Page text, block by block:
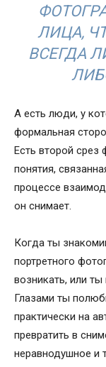
ЛИЦА,
ВСЕГДА
А есть люди, у
формальная
Есть второй срез
понятия,
процессе
он снимает.
Когда ты
портретного
возникать, или
Глазами ты
практически на
превратить в
неравнодушное и